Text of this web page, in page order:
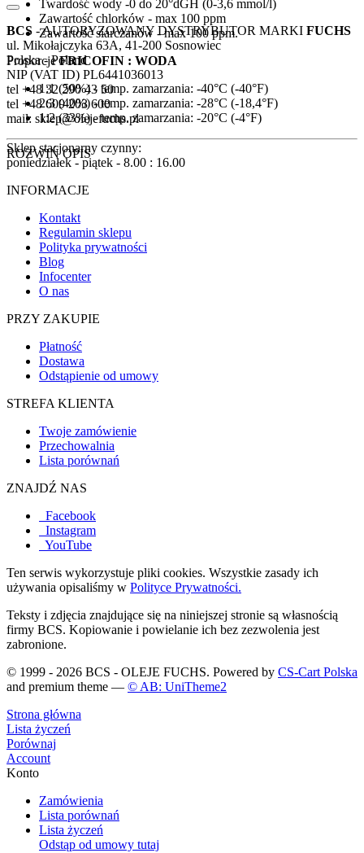
Twardość wody -0 do 20°dGH (0-3,6 mmol/l)
Zawartość chlorków - max 100 ppm
Zawartość siarczanów - max 100 ppm.
ProporcjeFRICOFIN : WODA
1:1 (50%) - temp. zamarzania: -40°C (-40°F)
2:3 (40%) - temp. zamarzania: -28°C (-18,4°F)
1:2 (33%) - temp. zamarzania: -20°C (-4°F)
ROZWIŃ OPIS
BCS - AUTORYZOWANY DYSTRYBUTOR MARKI FUCHS
ul. Mikołajczyka 63A, 41-200 Sosnowiec
Polska - Poland
NIP (VAT ID) PL6441036013
tel +48 32 290 43 50
tel +48 609 203 600
mail: sklep@olejefuchs.pl
Sklep stacjonarny czynny:
poniedziałek - piątek - 8.00 : 16.00
INFORMACJE
Kontakt
Regulamin sklepu
Polityka prywatności
Blog
Infocenter
O nas
PRZY ZAKUPIE
Płatność
Dostawa
Odstąpienie od umowy
STREFA KLIENTA
Twoje zamówienie
Przechowalnia
Lista porównań
ZNAJDŹ NAS
Facebook
Instagram
YouTube
Ten serwis wykorzystuje pliki cookies. Wszystkie zasady ich
używania opisaliśmy w Polityce Prywatności.
Teksty i zdjęcia znajdujące się na niniejszej stronie są własnością
firmy BCS. Kopiowanie i powielanie ich bez zezwolenia jest
zabronione.
© 1999 - 2026 BCS - OLEJE FUCHS. Powered by CS-Cart Polska
and premium theme — © AB: UniTheme2
Strona główna
Lista życzeń
Porównaj
Account
Konto
Zamówienia
Lista porównań
Lista życzeń
Odstąp od umowy tutaj